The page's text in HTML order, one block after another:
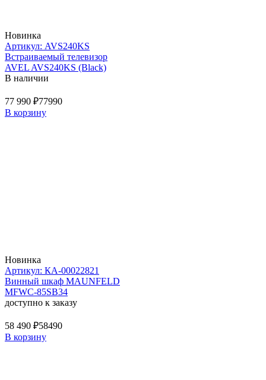
Новинка
Артикул: AVS240KS
Встраиваемый телевизор
AVEL AVS240KS (Black)
В наличии
77 990 ₽77990
В корзину
Новинка
Артикул: КА-00022821
Винный шкаф MAUNFELD
MFWC-85SB34
доступно к заказу
58 490 ₽58490
В корзину